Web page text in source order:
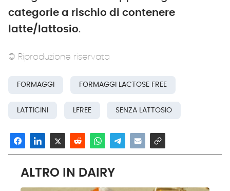
categorie a rischio di contenere
latte/lattosio.
© Riproduzione riservata
FORMAGGI FORMAGGI LACTOSE FREE
LATTICINI LFREE SENZA LATTOSIO
ALTRO IN DAIRY